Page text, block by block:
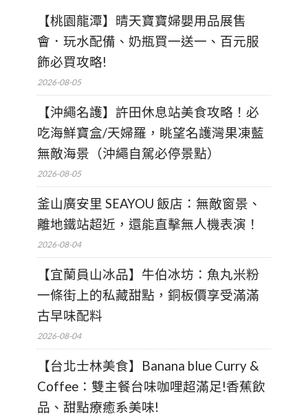
【桃園龍潭】晴天寶寶婦嬰用品展售
會．玩水配備、奶瓶買一送一、百元服
飾必買攻略!
2026-08-05
【沖繩名護】許田休息站美食攻略！必
吃海鮮寶盒/天婦羅，眺望名護灣果凍藍
無敵海景（沖繩自駕必停景點）
2026-08-05
釜山廣安里 SEAYOU 飯店：無敵窗景、
離地鐵站超近，還能直擊無人機表演！
2026-08-04
【宜蘭員山冰品】牛伯冰坊：魚丸米粉
一條街上的私藏甜點，銅板價享受滿滿
古早味配料
2026-08-04
【台北士林美食】Banana blue Curry &
Coffee：雙主餐台味咖哩超滿足!香蕉飲
品、甜點療癒系美味!